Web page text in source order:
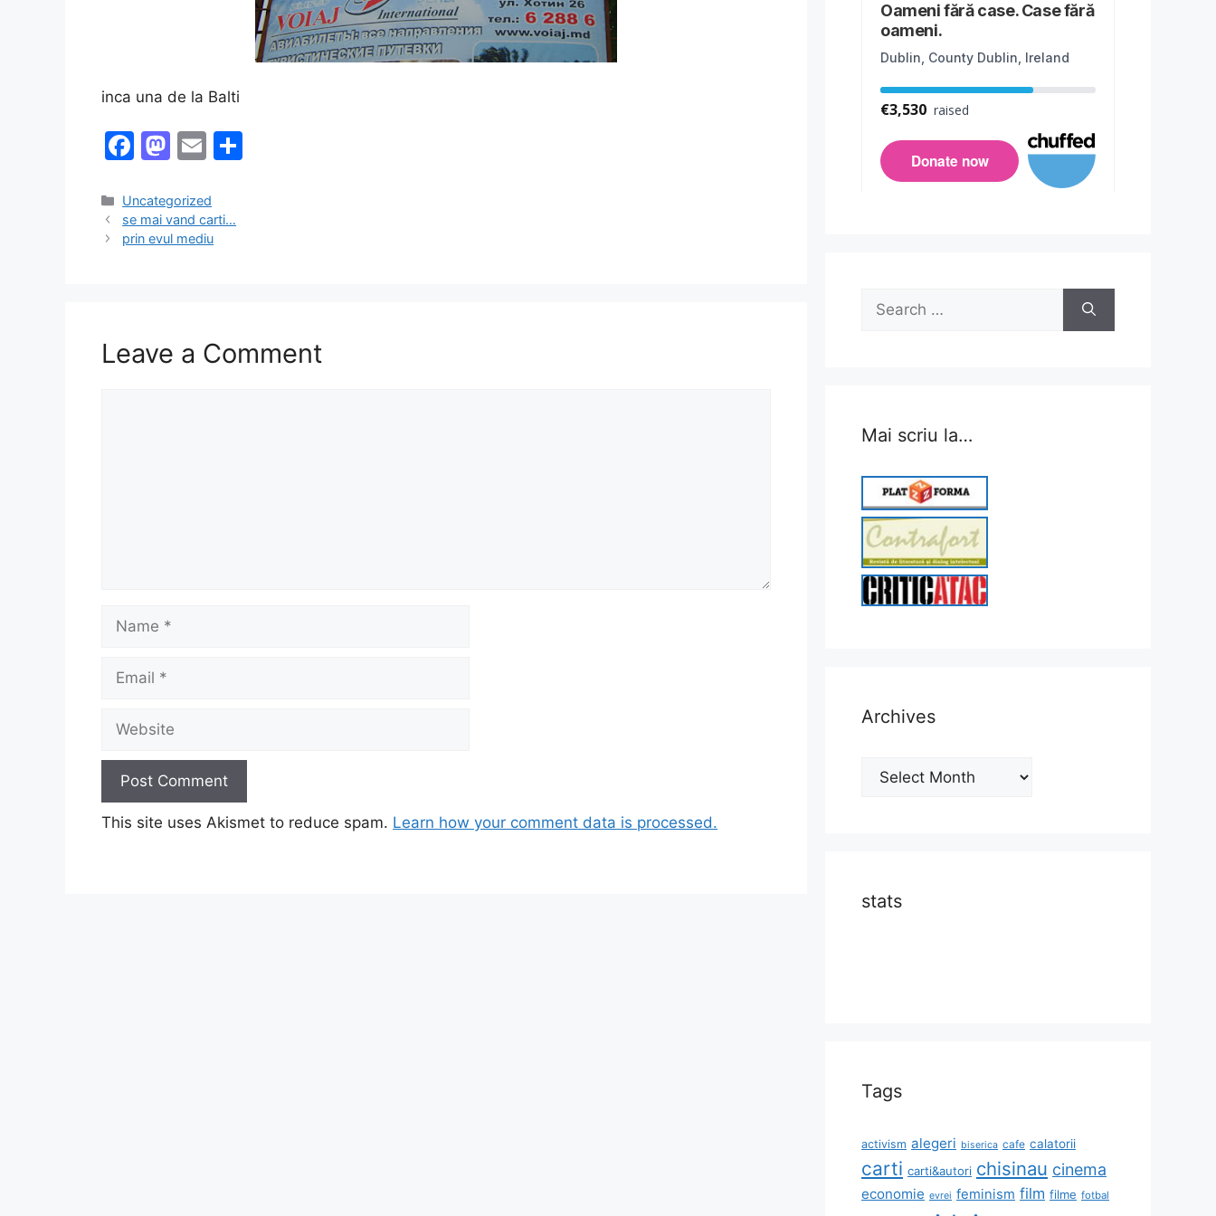
inca una de la Balti
F
c
e
k
M
st
o
E
ai
l
Categories
Uncategorized
se mai vand carti…
prin evul mediu
Leave a Comment
Name
Email
Website
This site uses Akismet to reduce spam. Learn how your comment data is processed.
Search
for:
Mai scriu la…
Archives
Archives
stats
Tags
activism alegeri biserica cafe calatorii
carti carti&autori chisinau cinema
economie evrei feminism film filme fotbal